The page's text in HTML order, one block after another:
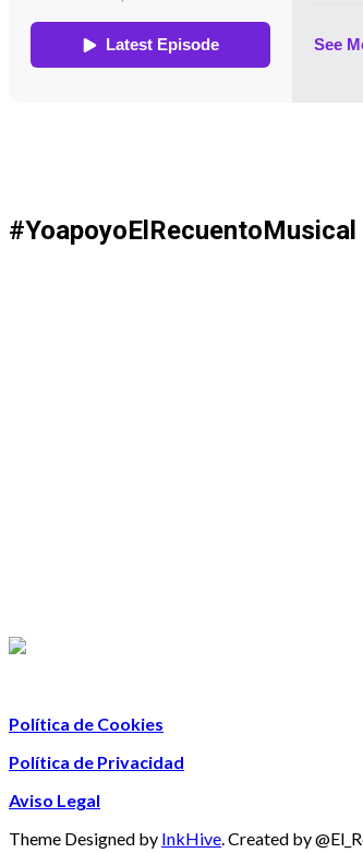
#YoapoyoElRecuentoMusical
Política de Cookies
Política de Privacidad
Aviso Legal
Theme Designed by InkHive Created by